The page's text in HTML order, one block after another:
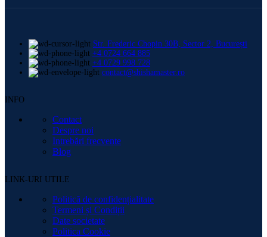
Str. Frederic Chopin 30B, Sector 2, București
+4 0724 664 885
+4 0729 998 728
contact@shishamaster.ro
INFO
Contact
Despre noi
Intrebări frecvente
Blog
LINK-URI UTILE
Politică de confidențialitate
Termeni și Condiții
Date societate
Politica Cookie